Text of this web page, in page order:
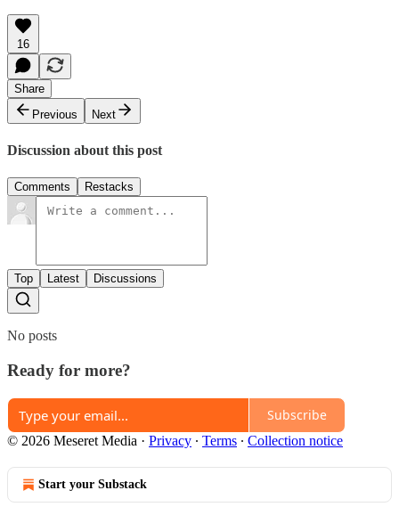
16
Share
Previous
Next
Discussion about this post
Comments Restacks
Top Latest Discussions
No posts
Ready for more?
Subscribe
© 2026 Meseret Media · Privacy ∙ Terms ∙ Collection notice
Start your Substack